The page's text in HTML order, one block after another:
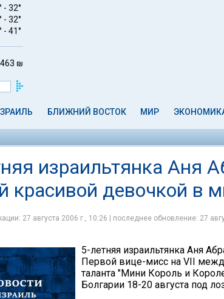
- 32°
- 32°
- 41°
₪
БЛИЖНИЙ ВОСТОК МИР
израильтянка Аня
красивой девочкой в
27 августа 2006 г., 10:26 | последнее обновление: 27
5-летняя израильтянка Аня
Первой вице-мисс на VII
таланта "Мини Король и
Болгарии 18-20 августа под